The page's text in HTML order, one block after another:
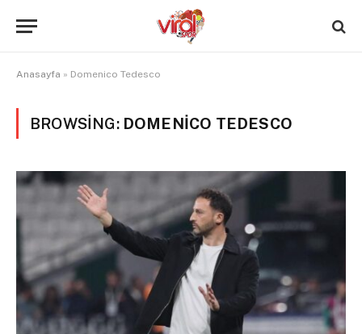
Anasayfa » Domenico Tedesco
BROWSING: DOMENICO TEDESCO